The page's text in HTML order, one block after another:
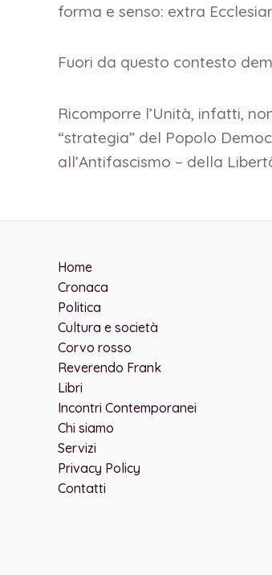
forma e senso: extra
Fuori da questo contesto
Ricomporre l’Unità, infatti,
“strategia” del Popolo
all’Antifascismo – della
Home
Cronaca
Politica
Cultura e società
Corvo rosso
Reverendo Frank
Libri
Incontri Contemporanei
Chi siamo
Servizi
Privacy Policy
Contatti